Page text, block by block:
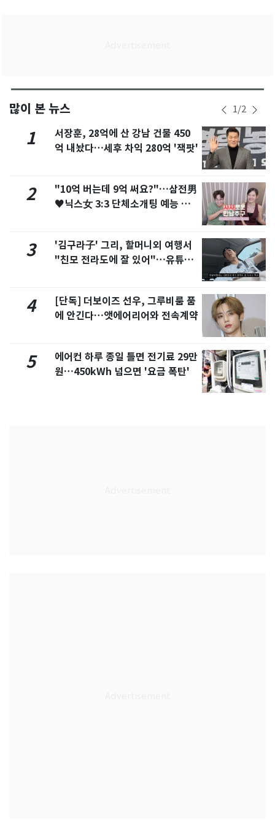
많이 본 뉴스 1/2
1
서장훈, 28억에 산 강남 건물 450
억 내놨다…세후 차익 280억 '잭팟'
2
"10억 버는데 9억 써요?"…삼전男
♥닉스女 3:3 단체소개팅 예능 화
3
'김구라子' 그리, 할머니외 여행서
"친모 전라도에 잘 있어"…유튜브
4
[단독] 더보이즈 선우, 그루비룸 품
에 안긴다…앳에어리어와 전속계약
5
에어컨 하루 종일 틀면 전기료 29만
원…450kWh 넘으면 '요금 폭탄'